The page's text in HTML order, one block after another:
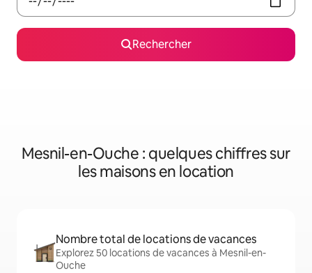
Rechercher
Mesnil-en-Ouche : quelques chiffres sur
les maisons en location
Nombre total de locations de vacances
Explorez 50 locations de vacances à Mesnil-en-
Ouche